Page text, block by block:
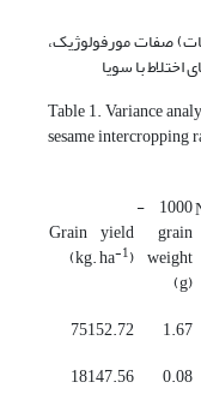
صفات مورفولوژیک،
با سویا
Table 1. Variance
sesame intercropping
1000 -
grain
weight
(g)
Grain yield
(kg. ha-1)
1.67
75152.72
0.08
18147.56